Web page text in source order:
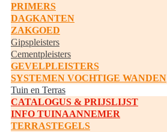
PRIMERS
DAGKANTEN
ZAKGOED
Gipspleisters
Cementpleisters
GEVELPLEISTERS
SYSTEMEN VOCHTIGE WANDEN
Tuin en Terras
CATALOGUS & PRIJSLIJST
INFO TUINAANNEMER
TERRASTEGELS